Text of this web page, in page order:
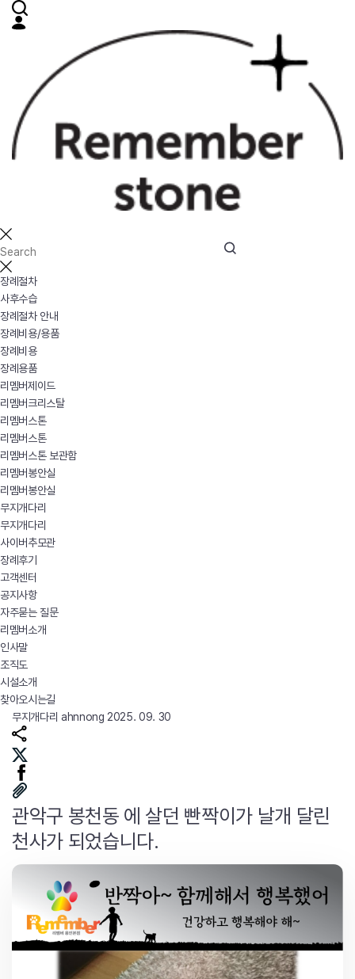
장례절차
사후수습
장례절차 안내
장례비용/용품
장례비용
장례용품
리멤버제이드
리멤버크리스탈
리멤버스톤
리멤버스톤
리멤버스톤 보관함
리멤버봉안실
리멤버봉안실
무지개다리
무지개다리
사이버추모관
장례후기
고객센터
공지사항
자주묻는 질문
리멤버소개
인사말
조직도
시설소개
찾아오시는길
무지개다리 ahnnong 2025. 09. 30
관악구 봉천동 에 살던 빤짝이가 날개 달린
천사가 되었습니다.